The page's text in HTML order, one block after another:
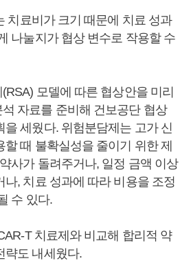
치료비가 크기 때문에 치료 성과
나눌지가 협상 변수로 작용할 수
모델에 따른 협상안을 미리
자료를 준비해 건보공단 협상
을 세웠다. 위험분담제는 고가 신
때 불확실성을 줄이기 위한 제
사가 돌려주거나, 일정 금액 이상
나, 치료 성과에 따라 비용을 조정
수 있다.
T 치료제와 비교해 합리적 약
략도 내세웠다.